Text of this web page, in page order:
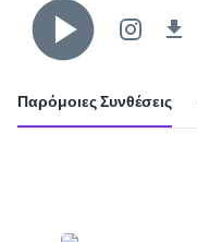
Παρόμοιες Συνθέσεις